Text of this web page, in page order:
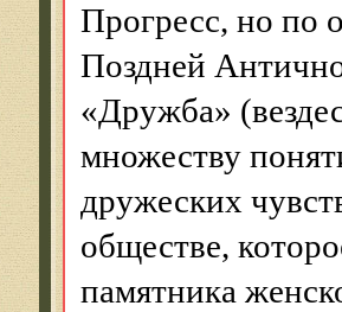
Прогресс, но по
Поздней
«Дружба»
множеству
дружеских
обществе,
памятника